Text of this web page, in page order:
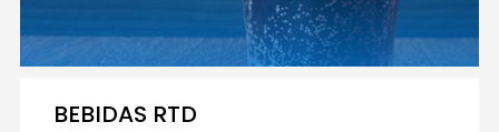
BEBIDAS RTD